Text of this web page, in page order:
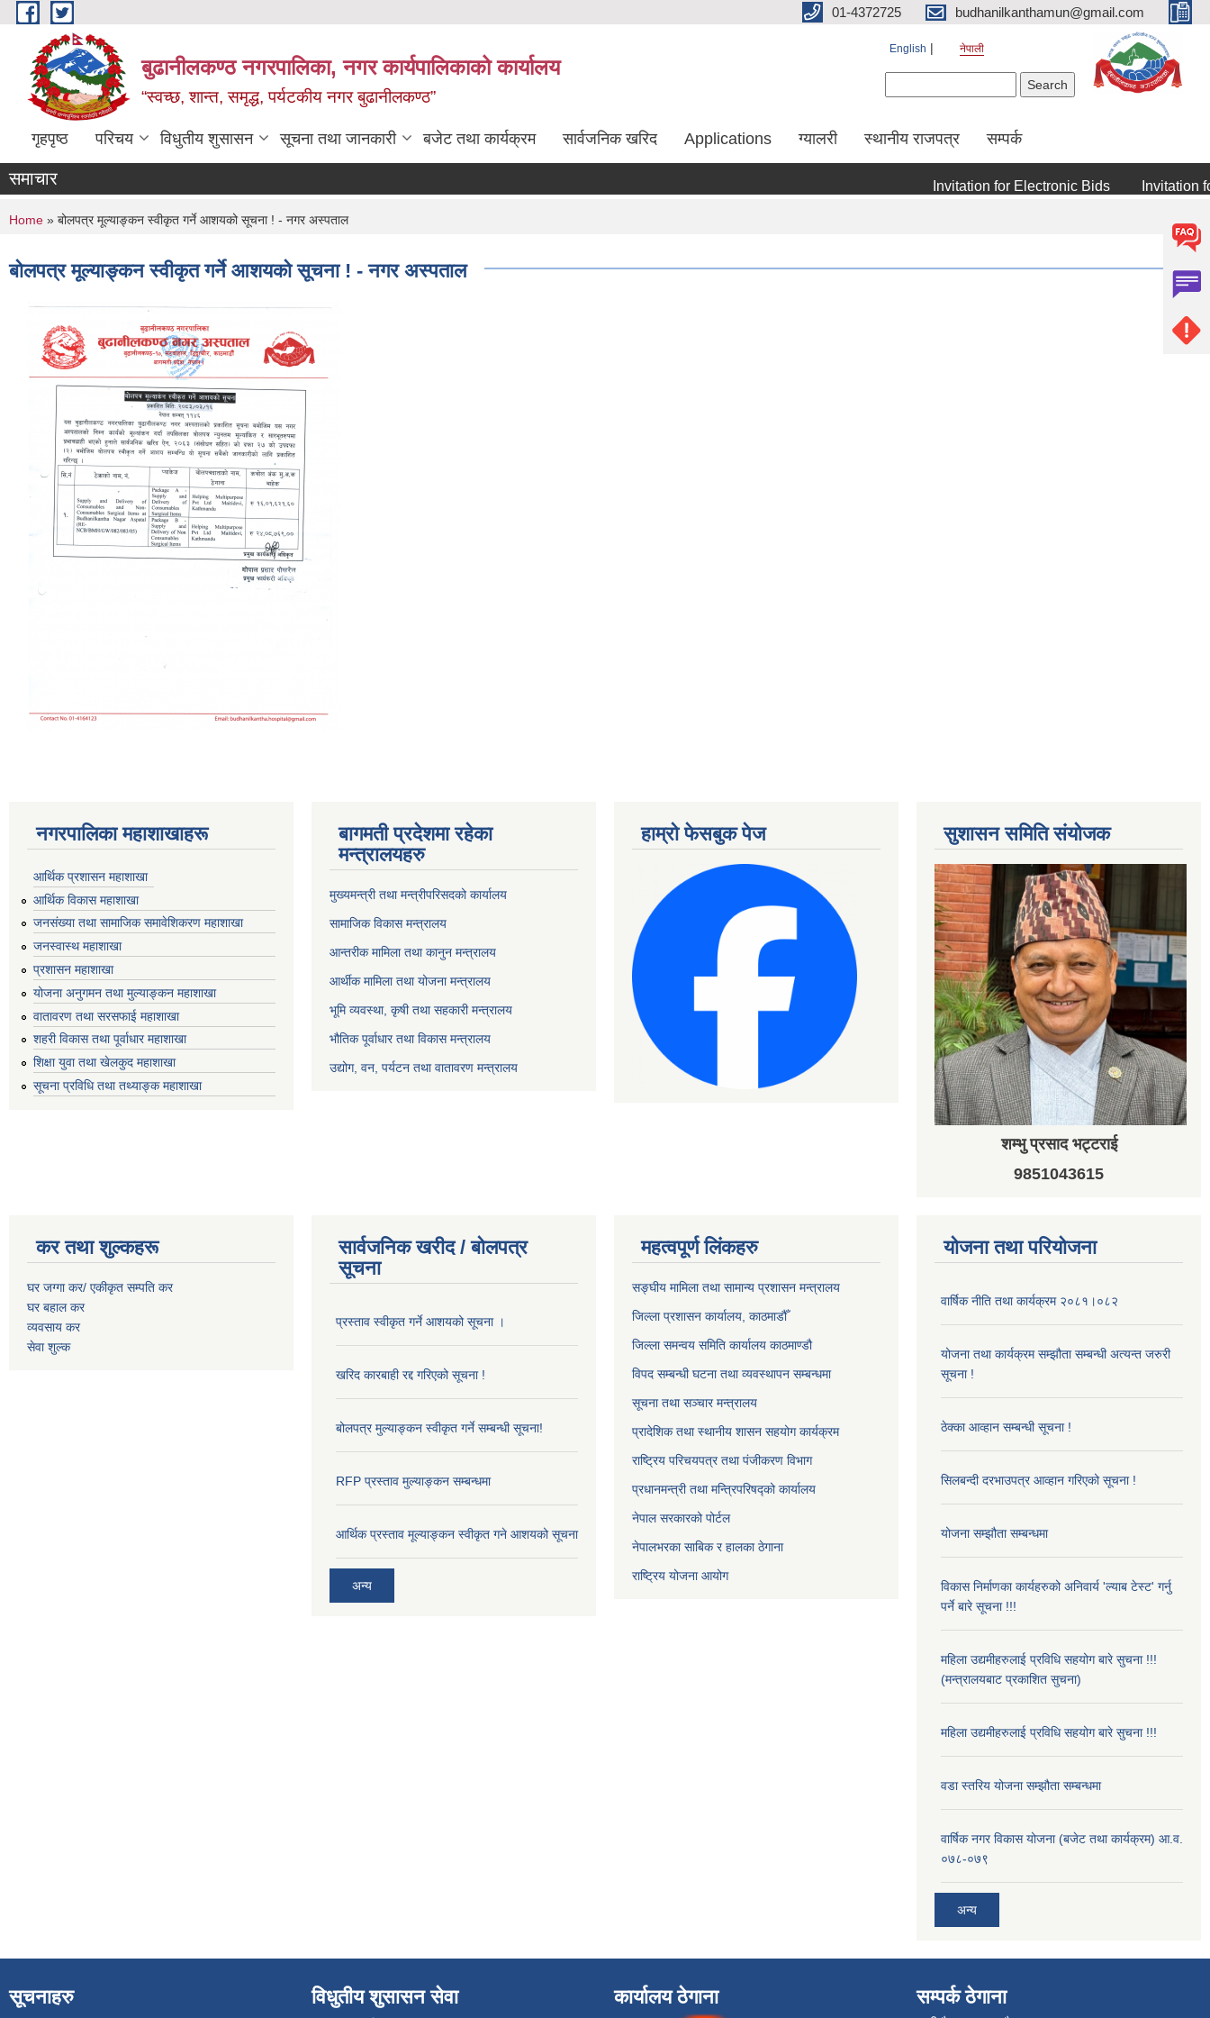
Skip to main content 01-4372725 budhanilkanthamun@gmail.com
बुढानीलकण्ठ नगरपालिका, नगर कार्यपालिकाको कार्यालय
“स्वच्छ, शान्त, समृद्ध, पर्यटकीय नगर बुढानीलकण्ठ”
English नेपाली
गृहपृष्ठ परिचय विधुतीय शुसासन सूचना तथा जानकारी बजेट तथा कार्यक्रम सार्वजनिक खरिद Applications ग्यालरी स्थानीय राजपत्र सम्पर्क
समाचार Invitation for Electronic Bids Invitation for
You are here
Home » बोलपत्र मूल्याङ्कन स्वीकृत गर्ने आशयको सूचना ! - नगर अस्पताल
बोलपत्र मूल्याङ्कन स्वीकृत गर्ने आशयको सूचना ! - नगर अस्पताल
नगरपालिका महाशाखाहरू
आर्थिक प्रशासन महाशाखा
आर्थिक विकास महाशाखा
जनसंख्या तथा सामाजिक समावेशिकरण महाशाखा
जनस्वास्थ महाशाखा
प्रशासन महाशाखा
योजना अनुगमन तथा मुल्याङ्कन महाशाखा
वातावरण तथा सरसफाई महाशाखा
शहरी विकास तथा पूर्वाधार महाशाखा
शिक्षा युवा तथा खेलकुद महाशाखा
सूचना प्रविधि तथा तथ्याङ्क महाशाखा
बागमती प्रदेशमा रहेका
मन्त्रालयहरु
मुख्यमन्त्री तथा मन्त्रीपरिसदको कार्यालय
सामाजिक विकास मन्त्रालय
आन्तरीक मामिला तथा कानुन मन्त्रालय
आर्थीक मामिला तथा योजना मन्त्रालय
भूमि व्यवस्था, कृषी तथा सहकारी मन्त्रालय
भौतिक पूर्वाधार तथा विकास मन्त्रालय
उद्योग, वन, पर्यटन तथा वातावरण मन्त्रालय
हाम्रो फेसबुक पेज सुशासन समिति संयोजक
शम्भु प्रसाद भट्टराई
9851043615
कर तथा शुल्कहरू
घर जग्गा कर/ एकीकृत सम्पति कर
घर बहाल कर
व्यवसाय कर
सेवा शुल्क
सार्वजनिक खरीद / बोलपत्र
सूचना
प्रस्ताव स्वीकृत गर्ने आशयको सूचना ।
खरिद कारबाही रद्द गरिएको सूचना !
बोलपत्र मुल्याङ्कन स्वीकृत गर्ने सम्बन्धी सूचना!
RFP प्रस्ताव मुल्याङ्कन सम्बन्धमा
आर्थिक प्रस्ताव मूल्याङ्कन स्वीकृत गने आशयको सूचना
अन्य
महत्वपूर्ण लिंकहरु
सङ्‍घीय मामिला तथा सामान्य प्रशासन मन्त्रालय
जिल्ला प्रशासन कार्यालय, काठमाडौँ
जिल्ला समन्वय समिति कार्यालय काठमाण्ड‌ौ
विपद सम्बन्धी घटना तथा व्यवस्थापन सम्बन्धमा
सूचना तथा सञ्चार मन्त्रालय
प्रादेशिक तथा स्थानीय शासन सहयोग कार्यक्रम
राष्ट्रिय परिचयपत्र तथा पंजीकरण विभाग
प्रधानमन्त्री तथा मन्त्रिपरिषद्को कार्यालय
नेपाल सरकारको पोर्टल
नेपालभरका साबिक र हालका ठेगाना
राष्ट्रिय योजना आयोग
योजना तथा परियोजना
वार्षिक नीति तथा कार्यक्रम २०८१।०८२
योजना तथा कार्यक्रम सम्झौता सम्बन्धी अत्यन्त जरुरी
सूचना !
ठेक्का आव्हान सम्बन्धी सूचना !
सिलबन्दी दरभाउपत्र आव्हान गरिएको सूचना !
योजना सम्झौता सम्बन्धमा
विकास निर्माणका कार्यहरुको अनिवार्य 'ल्याब टेस्ट' गर्नु
पर्ने बारे सूचना !!!
महिला उद्यमीहरुलाई प्रविधि सहयोग बारे सुचना !!!
(मन्त्रालयबाट प्रकाशित सुचना)
महिला उद्यमीहरुलाई प्रविधि सहयोग बारे सुचना !!!
वडा स्तरिय योजना सम्झौता सम्बन्धमा
वार्षिक नगर विकास योजना (बजेट तथा कार्यक्रम) आ.व.
०७८-०७९
अन्य
सूचनाहरु विधुतीय शुसासन सेवा कार्यालय ठेगाना सम्पर्क ठेगाना